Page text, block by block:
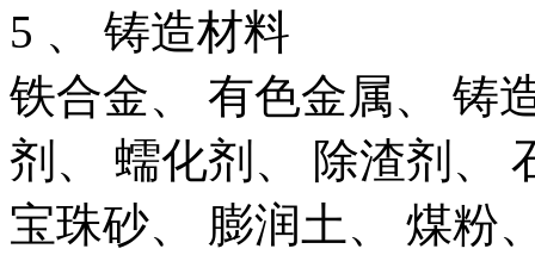
5 、 铸造材料
铁合金、 有色金属、 铸
剂、 蠕化剂、 除渣剂、
宝珠砂、 膨润土、 煤粉